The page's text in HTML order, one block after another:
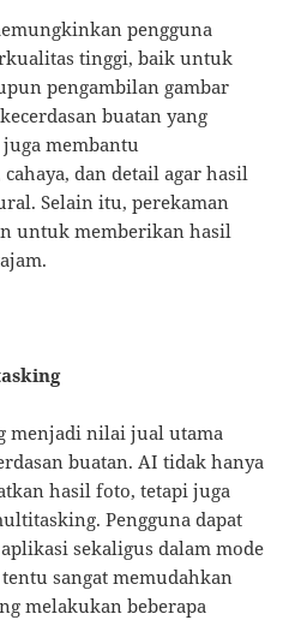
pengguna
tinggi, baik untuk
pengambilan gambar
buatan yang
membantu
dan detail agar hasil
Selain itu, perekaman
untuk memberikan hasil
menjadi nilai jual utama
buatan. AI tidak hanya
hasil foto, tetapi juga
Pengguna dapat
sekaligus dalam mode
sangat memudahkan
melakukan beberapa